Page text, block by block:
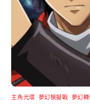
主角光環 夢幻模擬戰 夢幻轉